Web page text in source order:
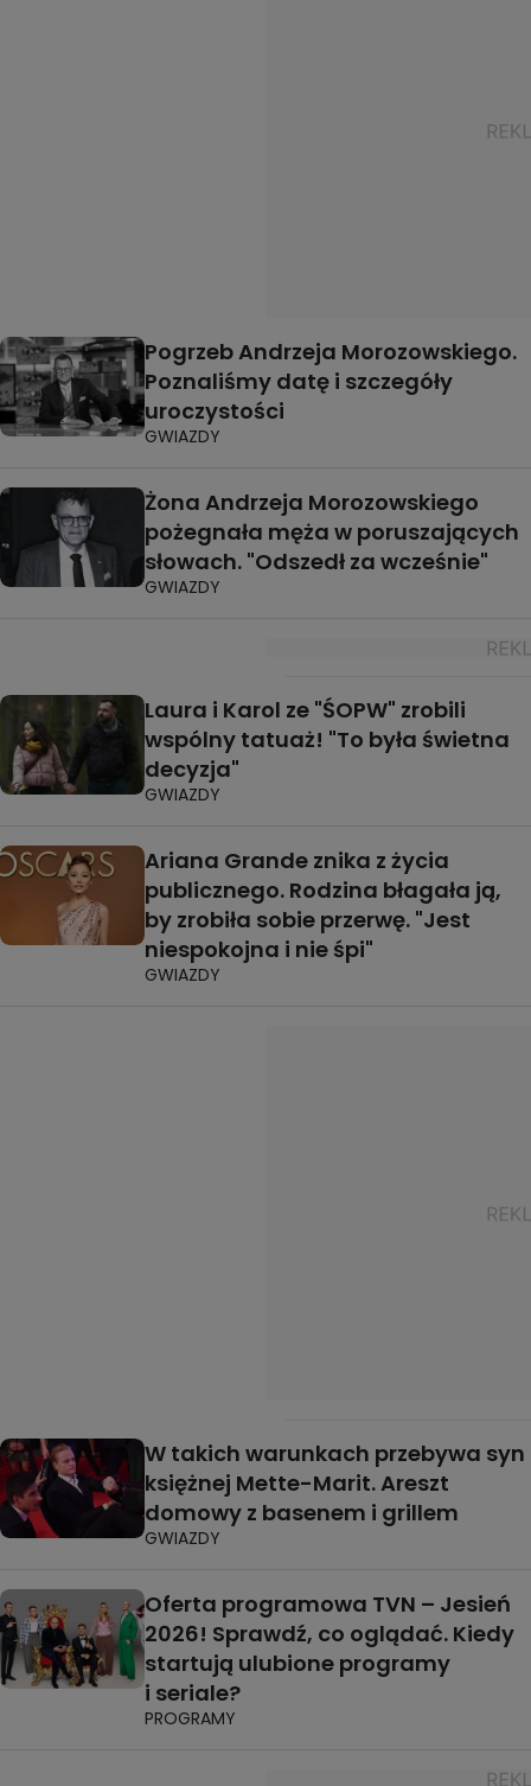
Pogrzeb Andrzeja Morozowskiego.
Poznaliśmy datę i szczegóły
uroczystości
GWIAZDY
Żona Andrzeja Morozowskiego
pożegnała męża w poruszających
słowach. "Odszedł za wcześnie"
GWIAZDY
Laura i Karol ze "ŚOPW" zrobili
wspólny tatuaż! "To była świetna
decyzja"
GWIAZDY
Ariana Grande znika z życia
publicznego. Rodzina błagała ją,
by zrobiła sobie przerwę. "Jest
niespokojna i nie śpi"
GWIAZDY
W takich warunkach przebywa syn
księżnej Mette-Marit. Areszt
domowy z basenem i grillem
GWIAZDY
Oferta programowa TVN – Jesień
2026! Sprawdź, co oglądać. Kiedy
startują ulubione programy
i seriale?
PROGRAMY